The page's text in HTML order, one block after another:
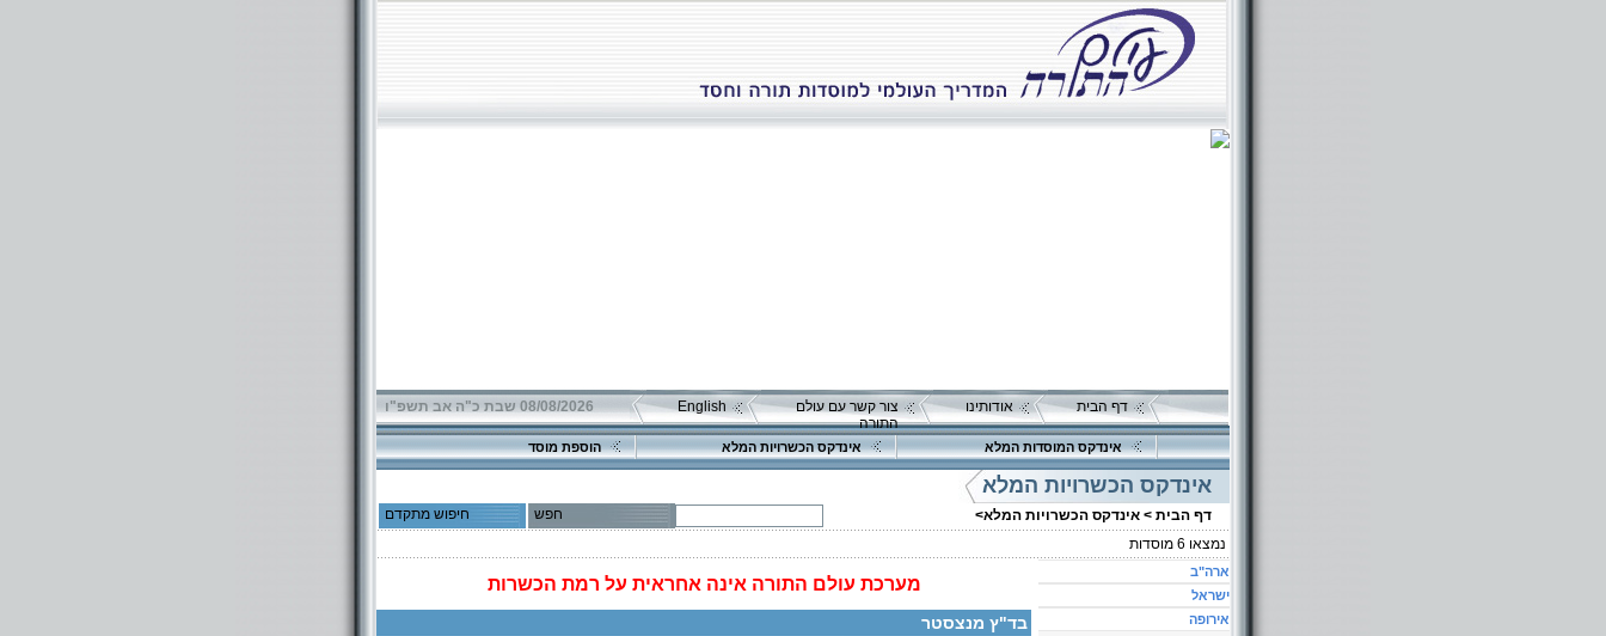
דף הבית אודותינו
צור קשר עם עולם
התורה
English 08/08/2026 שבת כ"ה אב תשפ"ו
אינדקס המוסדות המלא אינדקס הכשרויות המלא הוספת מוסד
אינדקס הכשרויות המלא
דף הבית > אינדקס הכשרויות המלא> חפש
חיפוש מתקדם
נמצאו 6 מוסדות
מערכת עולם התורה אינה אחראית על רמת הכשרות
בד"ץ מנצסטר
טלפון 1:
טלפון 2:
ארה"ב
ישראל
אירופה